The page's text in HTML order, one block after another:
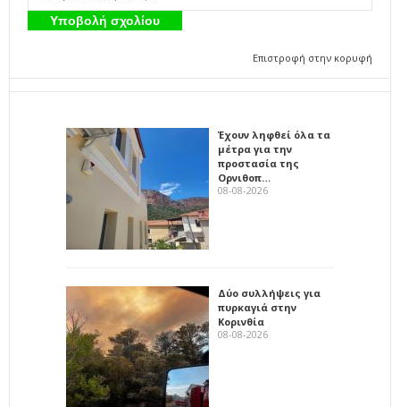
Επιστροφή στην κορυφή
Έχουν ληφθεί όλα τα
μέτρα για την
προστασία της
Ορνιθοπ…
08-08-2026
Δύο συλλήψεις για
πυρκαγιά στην
Κορινθία
08-08-2026